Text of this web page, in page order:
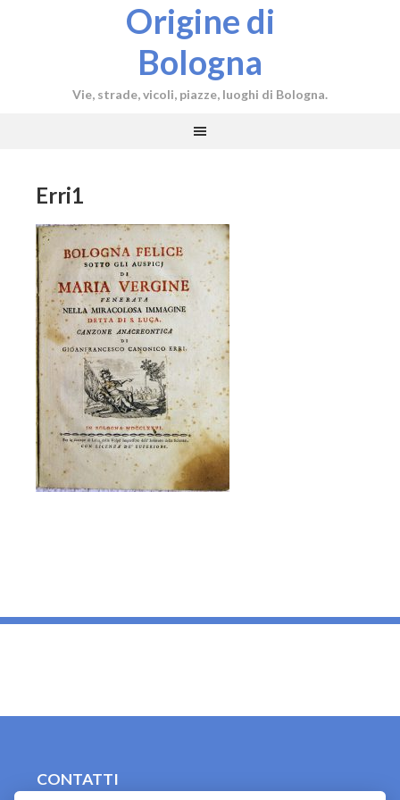
Origine di
Bologna
Vie, strade, vicoli, piazze, luoghi di Bologna.
Erri1
CONTATTI